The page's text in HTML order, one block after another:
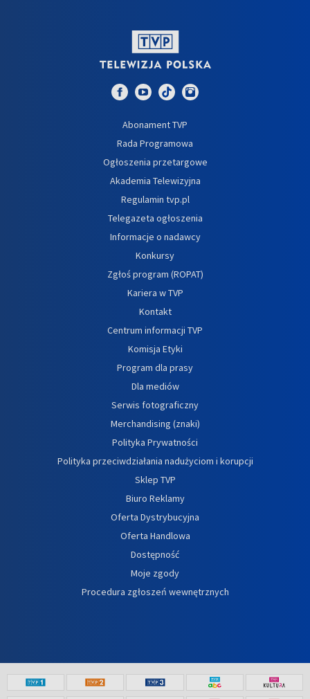
Abonament TVP
Rada Programowa
Ogłoszenia przetargowe
Akademia Telewizyjna
Regulamin tvp.pl
Telegazeta ogłoszenia
Informacje o nadawcy
Konkursy
Zgłoś program (ROPAT)
Kariera w TVP
Kontakt
Centrum informacji TVP
Komisja Etyki
Program dla prasy
Dla mediów
Serwis fotograficzny
Merchandising (znaki)
Polityka Prywatności
Polityka przeciwdziałania nadużyciom i korupcji
Sklep TVP
Biuro Reklamy
Oferta Dystrybucyjna
Oferta Handlowa
Dostępność
Moje zgody
Procedura zgłoszeń wewnętrznych